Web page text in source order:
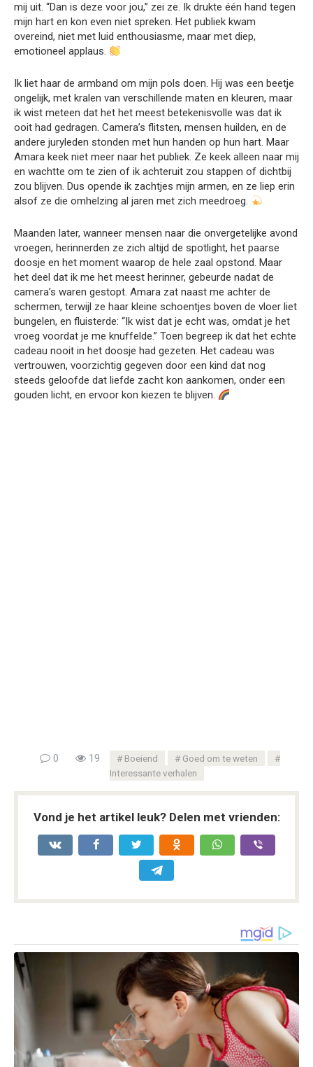
mij uit. “Dan is deze voor jou,” zei ze. Ik drukte één hand tegen
mijn hart en kon even niet spreken. Het publiek kwam
overeind, niet met luid enthousiasme, maar met diep,
emotioneel applaus.
Ik liet haar de armband om mijn pols doen. Hij was een beetje
ongelijk, met kralen van verschillende maten en kleuren, maar
ik wist meteen dat het het meest betekenisvolle was dat ik
ooit had gedragen. Camera’s flitsten, mensen huilden, en de
andere juryleden stonden met hun handen op hun hart. Maar
Amara keek niet meer naar het publiek. Ze keek alleen naar mij
en wachtte om te zien of ik achteruit zou stappen of dichtbij
zou blijven. Dus opende ik zachtjes mijn armen, en ze liep erin
alsof ze die omhelzing al jaren met zich meedroeg.
Maanden later, wanneer mensen naar die onvergetelijke avond
vroegen, herinnerden ze zich altijd de spotlight, het paarse
doosje en het moment waarop de hele zaal opstond. Maar
het deel dat ik me het meest herinner, gebeurde nadat de
camera’s waren gestopt. Amara zat naast me achter de
schermen, terwijl ze haar kleine schoentjes boven de vloer liet
bungelen, en fluisterde: “Ik wist dat je echt was, omdat je het
vroeg voordat je me knuffelde.” Toen begreep ik dat het echte
cadeau nooit in het doosje had gezeten. Het cadeau was
vertrouwen, voorzichtig gegeven door een kind dat nog
steeds geloofde dat liefde zacht kon aankomen, onder een
gouden licht, en ervoor kon kiezen te blijven.
0 19 Boeiend
Goed om te weten
Interessante verhalen
Vond je het artikel leuk? Delen met vrienden: